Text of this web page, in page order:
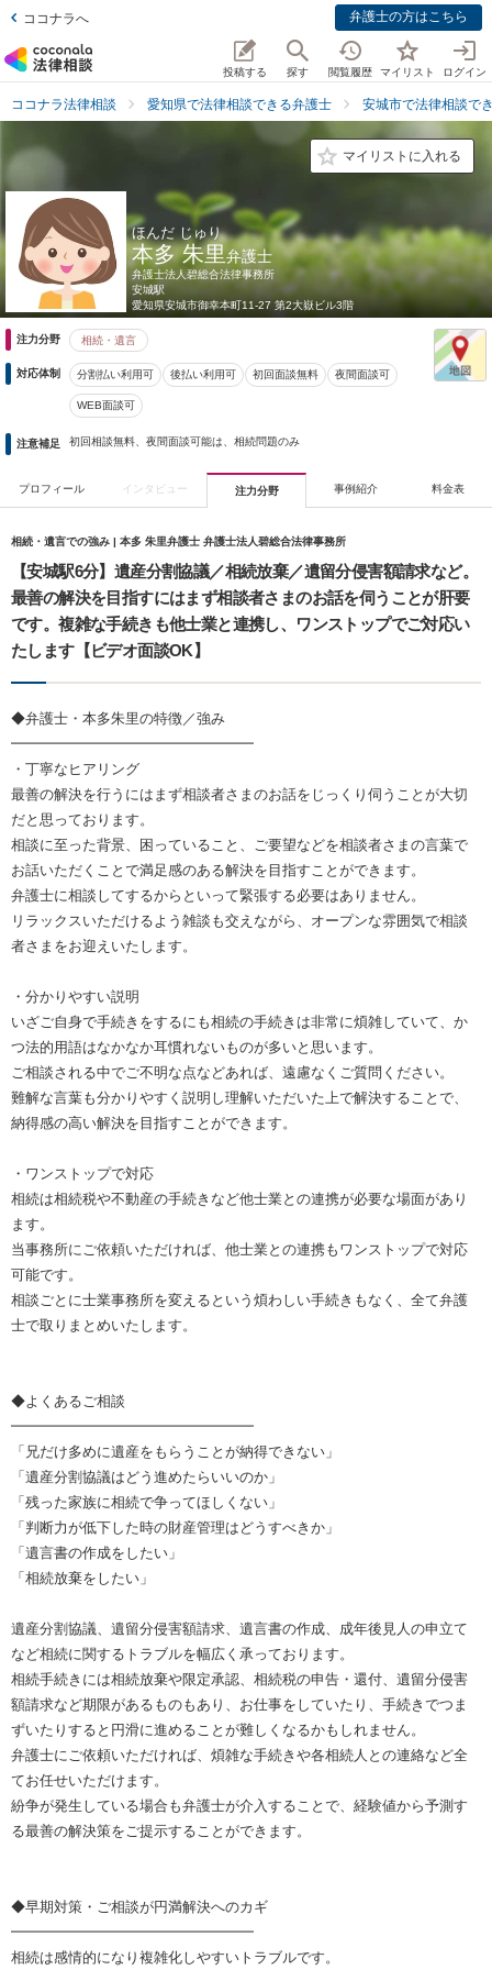
ココナラへ 弁護士の方はこちら
投稿する 探す 閲覧履歴 マイリスト ログイン
ココナラ法律相談 愛知県で法律相談できる弁護士 安城市で法律相談で
マイリストに入れる
ほんだ じゅり
本多 朱里弁護士
弁護士法人碧総合法律事務所
安城駅
愛知県安城市御幸本町11-27 第2大嶽ビル3階
注力分野 相続・遺言
対応体制 分割払い利用可 後払い利用可 初回面談無料 夜間面談可
WEB面談可
注意補足 初回相談無料、夜間面談可能は、相続問題のみ
プロフィール インタビュー 注力分野 事例紹介 料金表
相続・遺言での強み | 本多 朱里弁護士 弁護士法人碧総合法律事務所
【安城駅6分】遺産分割協議／相続放棄／遺留分侵害額請求など。
最善の解決を目指すにはまず相談者さまのお話を伺うことが肝要
です。複雑な手続きも他士業と連携し、ワンストップでご対応い
たします【ビデオ面談OK】
◆弁護士・本多朱里の特徴／強み
━━━━━━━━━━━━━━━━━
・丁寧なヒアリング
最善の解決を行うにはまず相談者さまのお話をじっくり伺うことが大切
だと思っております。
相談に至った背景、困っていること、ご要望などを相談者さまの言葉で
お話いただくことで満足感のある解決を目指すことができます。
弁護士に相談してするからといって緊張する必要はありません。
リラックスいただけるよう雑談も交えながら、オープンな雰囲気で相談
者さまをお迎えいたします。
・分かりやすい説明
いざご自身で手続きをするにも相続の手続きは非常に煩雑していて、か
つ法的用語はなかなか耳慣れないものが多いと思います。
ご相談される中でご不明な点などあれば、遠慮なくご質問ください。
難解な言葉も分かりやすく説明し理解いただいた上で解決することで、
納得感の高い解決を目指すことができます。
・ワンストップで対応
相続は相続税や不動産の手続きなど他士業との連携が必要な場面があり
ます。
当事務所にご依頼いただければ、他士業との連携もワンストップで対応
可能です。
相談ごとに士業事務所を変えるという煩わしい手続きもなく、全て弁護
士で取りまとめいたします。
◆よくあるご相談
━━━━━━━━━━━━━━━━━
「兄だけ多めに遺産をもらうことが納得できない」
「遺産分割協議はどう進めたらいいのか」
「残った家族に相続で争ってほしくない」
「判断力が低下した時の財産管理はどうすべきか」
「遺言書の作成をしたい」
「相続放棄をしたい」
遺産分割協議、遺留分侵害額請求、遺言書の作成、成年後見人の申立て
など相続に関するトラブルを幅広く承っております。
相続手続きには相続放棄や限定承認、相続税の申告・還付、遺留分侵害
額請求など期限があるものもあり、お仕事をしていたり、手続きでつま
ずいたりすると円滑に進めることが難しくなるかもしれません。
弁護士にご依頼いただければ、煩雑な手続きや各相続人との連絡など全
てお任せいただけます。
紛争が発生している場合も弁護士が介入することで、経験値から予測す
る最善の解決策をご提示することができます。
◆早期対策・ご相談が円満解決へのカギ
━━━━━━━━━━━━━━━━━
相続は感情的になり複雑化しやすいトラブルです。